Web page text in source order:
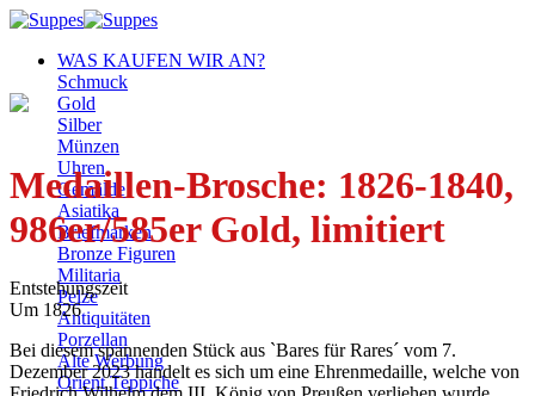
Zum
springenWAS KAUFEN WIR AN?
Schmuck
Gold
Silber
Münzen
Uhren
Gemälde
Asiatika
Briefmarken
Bronze Figuren
Militaria
Pelze
Antiquitäten
Porzellan
Alte Werbung
Orient Teppiche
Medaillen-Brosche: 1826-1840,
986er/585er Gold, limitiert
Entstehungszeit
Um 1826
Bei diesem spannenden Stück aus `Bares für Rares´ vom 7.
Dezember 2023 handelt es sich um eine Ehrenmedaille, welche von